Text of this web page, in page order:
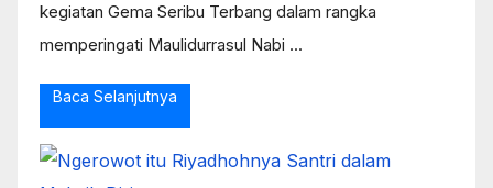
kegiatan Gema Seribu Terbang dalam rangka
memperingati Maulidurrasul Nabi ...
Baca Selanjutnya